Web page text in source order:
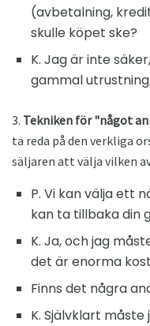
(avbetalning,
skulle köpet ske?
K. Jag är inte
gammal utrustning.
3. Tekniken för "något
ta reda på den verkliga
säljaren att välja vilken
P. Vi kan välja ett
kan ta tillbaka din
K. Ja, och jag
det är enorma
Finns det några
K. Självklart